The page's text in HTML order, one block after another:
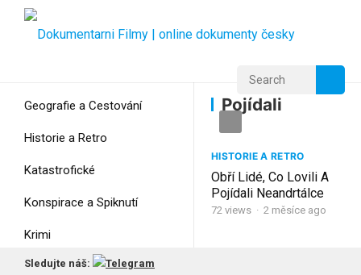
Geografie a Cestování
Historie a Retro
Katastrofické
Konspirace a Spiknutí
Krimi
Myšlení
Pojídali
Pojídali
HISTORIE A RETRO
Obří Lidé, Co Lovili A
Pojídali Neandrtálce
72 views · 2 měsíce ago
Sledujte náš: